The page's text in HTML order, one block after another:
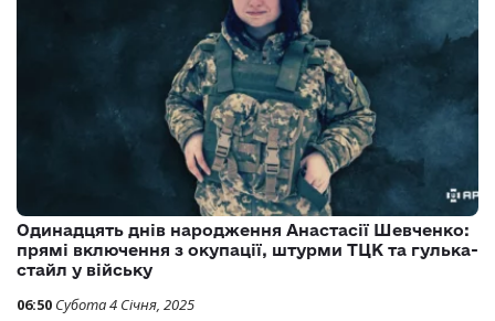
Одинадцять днів народження Анастасії Шевченко:
прямі включення з окупації, штурми ТЦК та гулька-
стайл у війську
06:50 Субота 4 Січня, 2025